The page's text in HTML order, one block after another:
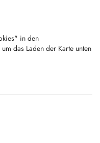
in den
das Laden der Karte unten